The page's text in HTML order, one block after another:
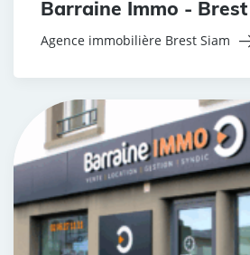
Barraine Immo -
Agence immobilière Brest Siam